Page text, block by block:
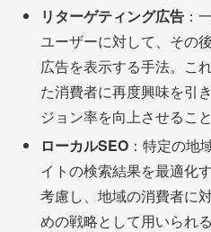
リターゲティング広告 ：
ユーザーに対して、その
広告を表示する手法。こ
た消費者に再度興味を引
ジョン率を向上させるこ
ローカルSEO ：特定の地
イトの検索結果を最適化
考慮し、地域の消費者に
めの戦略として用いられる